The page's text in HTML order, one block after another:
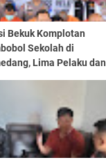
Bekuk Komplotan
Sekolah di
Lima Pelaku dan